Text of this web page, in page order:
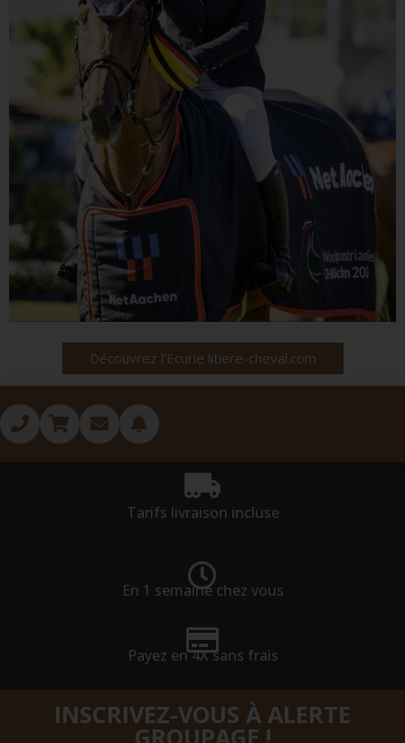
Découvrez l'Ecurie litiere-cheval.com
Tarifs livraison incluse
En 1 semaine chez vous
Payez en 4X sans frais
INSCRIVEZ-VOUS À ALERTE
GROUPAGE !